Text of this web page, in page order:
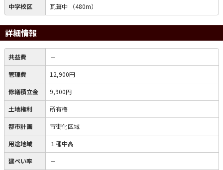
中学校区 瓦葺中 （480m）
詳細情報
共益費 －
管理費 12,900円
修繕積立金 9,900円
土地権利 所有権
都市計画 市街化区域
用途地域 １種中高
建ぺい率 －